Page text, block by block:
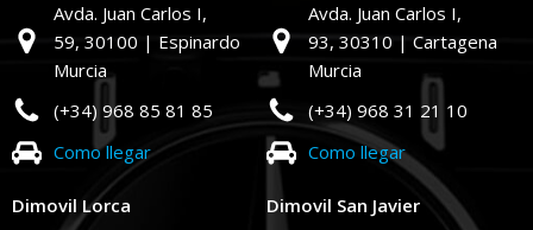
Avda. Juan Carlos I,
59, 30100 | Espinardo
Murcia
(+34) 968 85 81 85
Como llegar
Avda. Juan Carlos I,
93, 30310 | Cartagena
Murcia
(+34) 968 31 21 10
Como llegar
Dimovil Lorca
Dimovil San Javier